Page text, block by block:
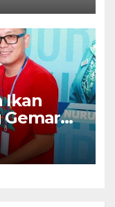
Ikan
Gemar